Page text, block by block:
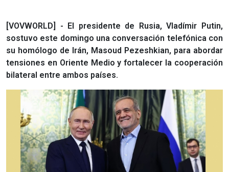
[VOVWORLD] - El presidente de Rusia, Vladímir Putin,
sostuvo este domingo una conversación telefónica con
su homólogo de Irán, Masoud Pezeshkian, para abordar
tensiones en Oriente Medio y fortalecer la cooperación
bilateral entre ambos países.